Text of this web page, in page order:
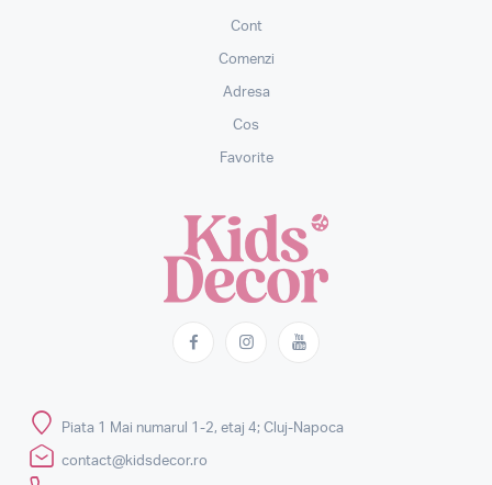
Cont
Comenzi
Adresa
Cos
Favorite
Piata 1 Mai numarul 1-2, etaj 4; Cluj-Napoca
contact@kidsdecor.ro